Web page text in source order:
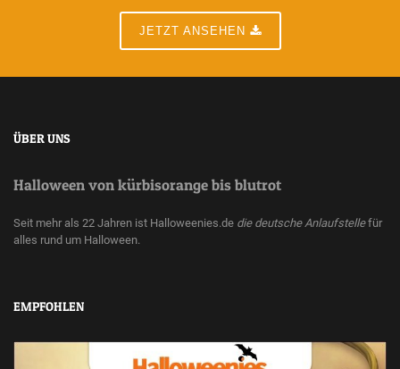
JETZT ANSEHEN
ÜBER UNS
Halloween von kürbisorange bis blutrot
Seit mehr als 22 Jahren ist Halloweenies.de die deutsche Anlaufstellefür
alles rund um Halloween.
EMPFOHLEN